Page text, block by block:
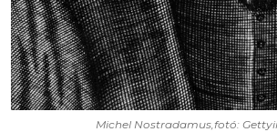
Michel Nostradamus,fotó: